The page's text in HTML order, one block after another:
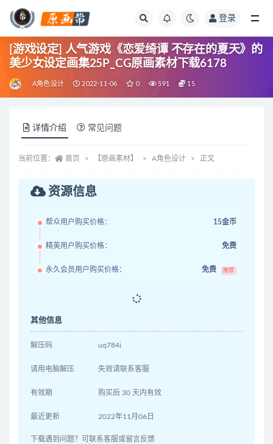
登录
[游戏设定] 人气游戏《恋爱绮谭 不存在的夏天》的
美少女设定画集25P_CG原画素材下载6178
A角色设计 2022-11-06 0 591 15
详情介绍 常见问题
当前位置： 首页 【原画素材】 A角色设计 正文
资源信息
帮众用户购买价格： 15金币
精英用户购买价格： 免费
永久会员用户购买价格： 免费 推荐
其他信息
解压码 uq784i
请用电脑解压 失效请联系客服
有效期 购买后 30 天内有效
最近更新 2022年11月06日
下载遇到问题？可联系客服或留言反馈